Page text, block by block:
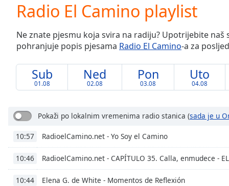
Current
Time0:00
Duration-:-
Loaded:
TypeLIVE
live,
currently
LIVE
Remaining
Time-
Radio El Camino playlist
Ne znate pjesmu koja svira na radiju? Upotrijebite naš
pohranjuje popis pjesama Radio El Camino-a za
Sub
01.08
Ned
02.08
Pon
03.08
Uto
04.08
Pokaži po lokalnim vremenima radio stanica (sada je u
10:57 RadioelCamino.net - Yo Soy el Camino
10:46 RadioelCamino.net - CAPÍTULO 35. Calla, enmudece - EL
10:44 Elena G. de White - Momentos de Reflexión